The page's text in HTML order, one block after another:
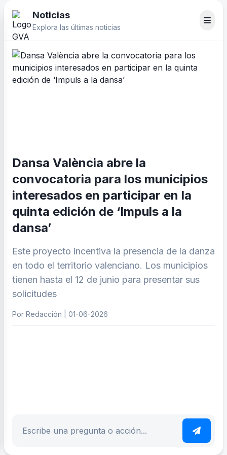
Noticias
Explora las últimas noticias
Dansa València abre la
convocatoria para los municipios
interesados en participar en la
quinta edición de ‘Impuls a la
dansa’
Este proyecto incentiva la presencia de la danza
en todo el territorio valenciano. Los municipios
tienen hasta el 12 de junio para presentar sus
solicitudes
Por Redacción | 01-06-2026
Escribe tu pregunta